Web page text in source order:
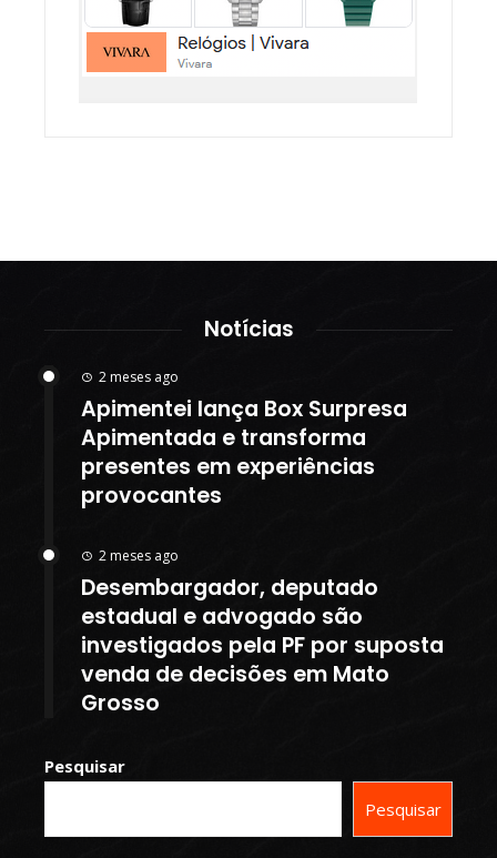
Notícias
2 meses ago
Apimentei lança Box Surpresa
Apimentada e transforma
presentes em experiências
provocantes
2 meses ago
Desembargador, deputado
estadual e advogado são
investigados pela PF por suposta
venda de decisões em Mato
Grosso
Pesquisar
Pesquisar